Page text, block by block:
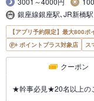
銀座線銀座駅､JR新橋
【アプリ予約限定】最大800ポ
ポイントプラス対象店
ス
クーポン
★幹事必見★20名以上の